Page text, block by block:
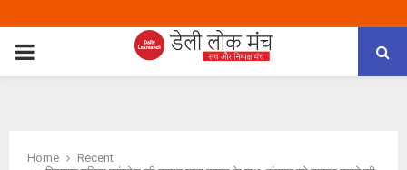
PRIMARY
Home
Recent